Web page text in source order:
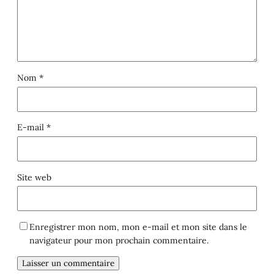
Nom *
E-mail *
Site web
Enregistrer mon nom, mon e-mail et mon site dans le
navigateur pour mon prochain commentaire.